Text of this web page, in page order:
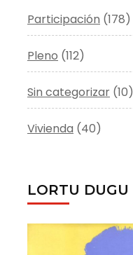
Participación (178)
Pleno (112)
Sin categorizar (10)
Vivienda (40)
LORTU DUGU